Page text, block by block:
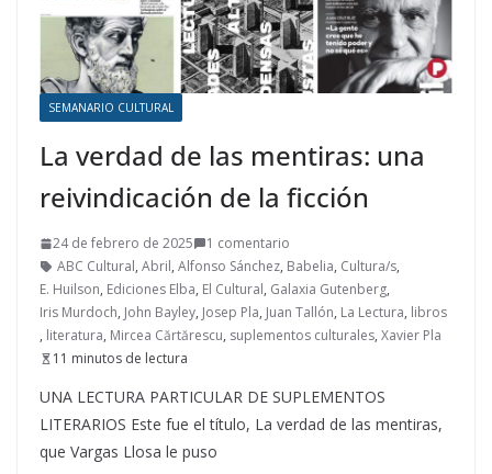
SEMANARIO CULTURAL
La verdad de las mentiras: una
reivindicación de la ficción
24 de febrero de 2025
1 comentario
ABC Cultural, Abril, Alfonso Sánchez, Babelia, Cultura/s,
E. Huilson, Ediciones Elba, El Cultural, Galaxia Gutenberg,
Iris Murdoch, John Bayley, Josep Pla, Juan Tallón, La Lectura, libros
, literatura, Mircea Cărtărescu, suplementos culturales, Xavier Pla
11 minutos de lectura
UNA LECTURA PARTICULAR DE SUPLEMENTOS
LITERARIOS Este fue el título, La verdad de las mentiras,
que Vargas Llosa le puso